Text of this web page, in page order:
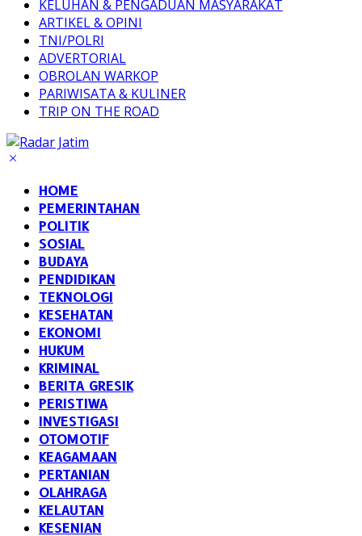
KELUHAN & PENGADUAN MASYARAKAT
ARTIKEL & OPINI
TNI/POLRI
ADVERTORIAL
OBROLAN WARKOP
PARIWISATA & KULINER
TRIP ON THE ROAD
HOME
PEMERINTAHAN
POLITIK
SOSIAL
BUDAYA
PENDIDIKAN
TEKNOLOGI
KESEHATAN
EKONOMI
HUKUM
KRIMINAL
BERITA GRESIK
PERISTIWA
INVESTIGASI
OTOMOTIF
KEAGAMAAN
PERTANIAN
OLAHRAGA
KELAUTAN
KESENIAN